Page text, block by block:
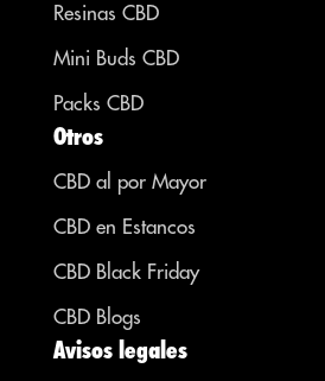
Resinas CBD
Mini Buds CBD
Packs CBD
Otros
CBD al por Mayor
CBD en Estancos
CBD Black Friday
CBD Blogs
Avisos legales